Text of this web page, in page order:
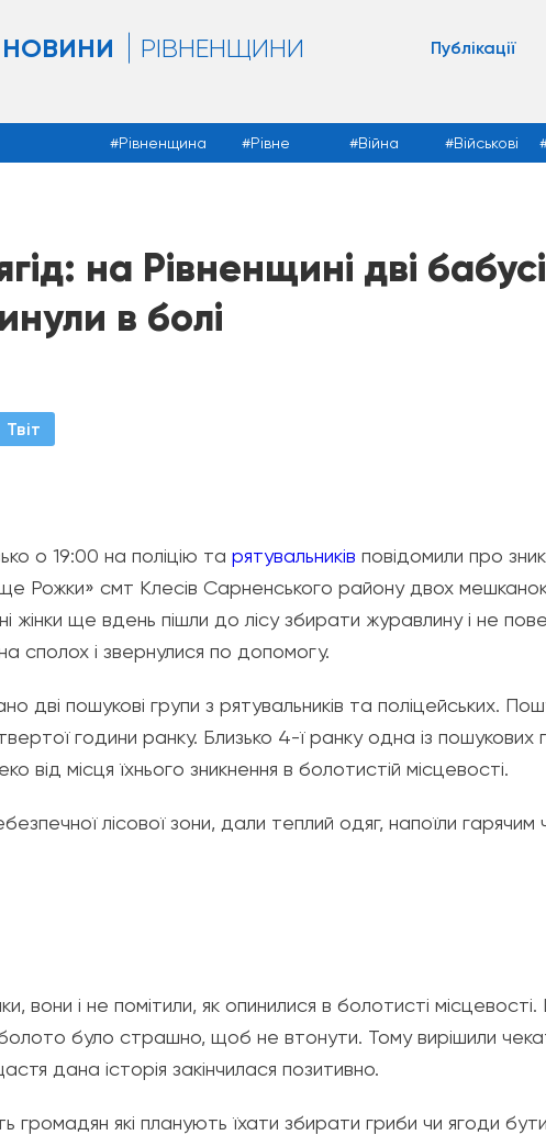
НОВИНИ РІВНЕНЩИНИ Публікації
Рівненщина Рівне Війна Військові
на Рівненщині дві бабусі
в болі
Твiт
о 19:00 на поліцію та рятувальників повідомили про
Рожки» смт Клесів Сарненського району двох
жінки ще вдень пішли до лісу збирати журавлину і не
сполох і звернулися по допомогу.
пошукові групи з рятувальників та поліцейських.
години ранку. Близько 4-ї ранку одна із пошукових
від місця їхнього зникнення в болотистій місцевості.
лісової зони, дали теплий одяг, напоїли
вони і не помітили, як опинилися в болотисті
було страшно, щоб не втонути. Тому вирішили
дана історія закінчилася позитивно.
громадян які планують їхати збирати гриби чи ягоди